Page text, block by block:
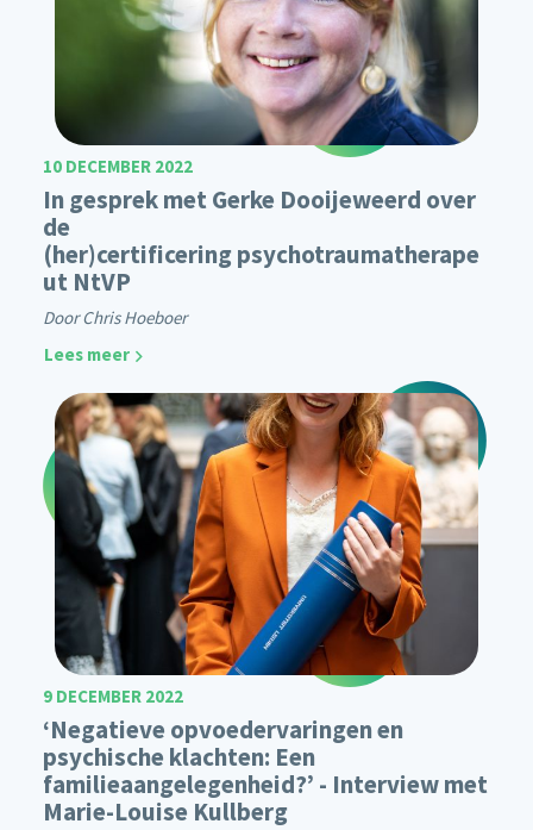
10 DECEMBER 2022
In gesprek met Gerke Dooijeweerd over
de
(her)certificering psychotraumatherape
ut NtVP
Door Chris Hoeboer
Lees meer
9 DECEMBER 2022
‘Negatieve opvoedervaringen en
psychische klachten: Een
familieaangelegenheid?’ - Interview met
Marie-Louise Kullberg